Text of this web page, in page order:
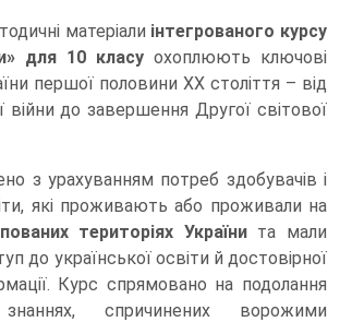
матеріали інтегрованого курсу
для 10 класу охоплюють ключові
першої половини ХХ століття – від
війни до завершення Другої світової
з урахуванням потреб здобувачів і
які проживають або проживали на
територіях Українита мали
до української освіти й достовірної
Курс спрямовано на подолання
спричинених ворожими